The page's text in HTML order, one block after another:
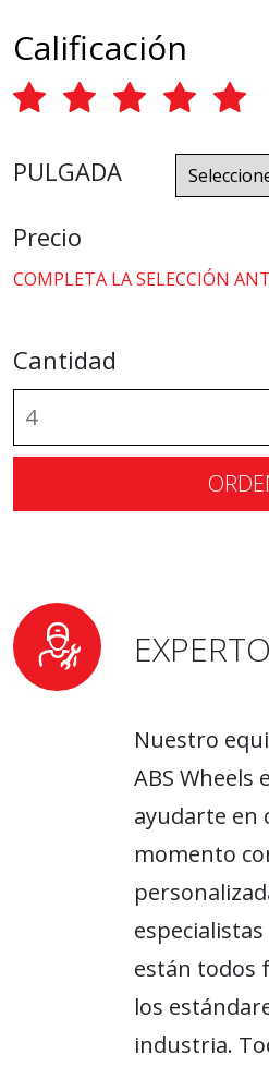
Calificación
PULGADA
Precio
COMPLETA LA SELECCIÓN
Cantidad
Nuestro
ABS Wheels
ayudarte en
momento
especialistas
están todos
los
industria.